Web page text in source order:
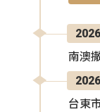
2026
南澳
2026
台東